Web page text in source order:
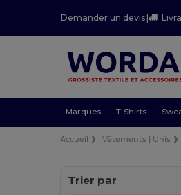
Demander un devis |
Marques T-Shirts
Accueil Vêtements | Unis
Trier par